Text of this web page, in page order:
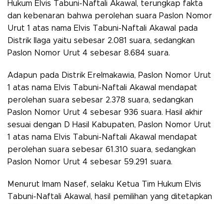
Hukum Elvis Tabuni-Naftali Akawal, terungkap fakta
dan kebenaran bahwa perolehan suara Paslon Nomor
Urut 1 atas nama Elvis Tabuni-Naftali Akawal pada
Distrik Ilaga yaitu sebesar 2.081 suara, sedangkan
Paslon Nomor Urut 4 sebesar 8.684 suara.
Adapun pada Distrik Erelmakawia, Paslon Nomor Urut
1 atas nama Elvis Tabuni-Naftali Akawal mendapat
perolehan suara sebesar 2.378 suara, sedangkan
Paslon Nomor Urut 4 sebesar 936 suara. Hasil akhir
sesuai dengan D Hasil Kabupaten, Paslon Nomor Urut
1 atas nama Elvis Tabuni-Naftali Akawal mendapat
perolehan suara sebesar 61.310 suara, sedangkan
Paslon Nomor Urut 4 sebesar 59.291 suara.
Menurut Imam Nasef, selaku Ketua Tim Hukum Elvis
Tabuni-Naftali Akawal, hasil pemilihan yang ditetapkan